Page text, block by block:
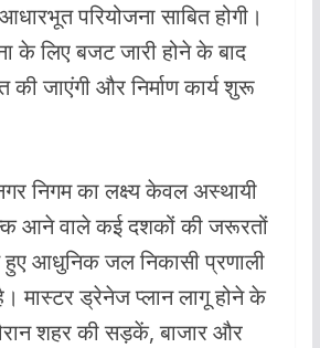
परियोजना साबित होगी।
के लिए बजट जारी होने के बाद
की जाएंगी और निर्माण कार्य शुरू
निगम का लक्ष्य केवल अस्थायी
आने वाले कई दशकों की जरूरतों
आधुनिक जल निकासी प्रणाली
मास्टर ड्रेनेज प्लान लागू होने के
शहर की सड़कें, बाजार और